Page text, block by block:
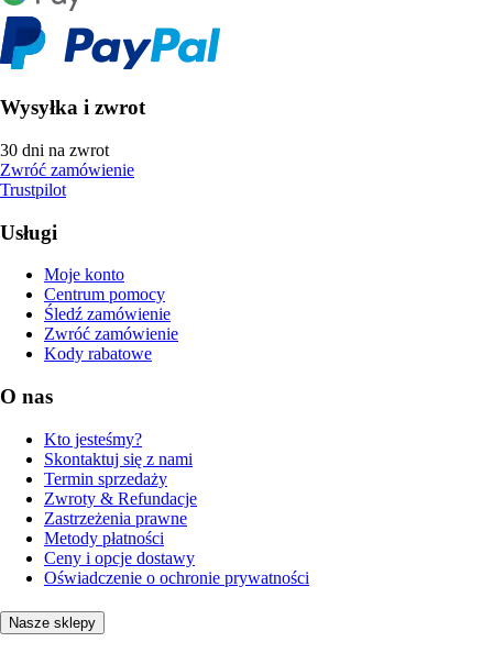
Wysyłka i zwrot
30 dni na zwrot
Zwróć zamówienie
Trustpilot
Usługi
Moje konto
Centrum pomocy
Śledź zamówienie
Zwróć zamówienie
Kody rabatowe
O nas
Kto jesteśmy?
Skontaktuj się z nami
Termin sprzedaży
Zwroty & Refundacje
Zastrzeżenia prawne
Metody płatności
Ceny i opcje dostawy
Oświadczenie o ochronie prywatności
Nasze sklepy